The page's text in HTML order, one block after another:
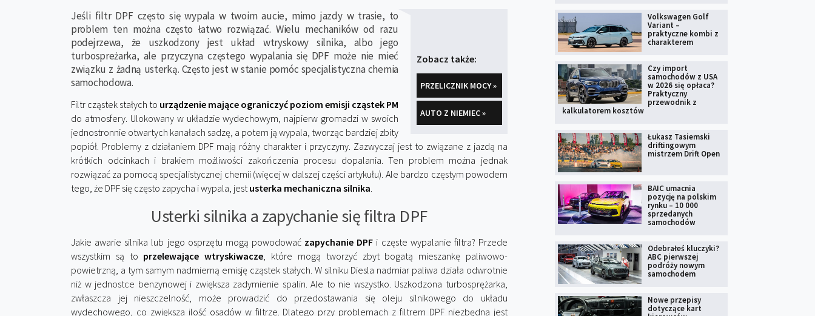
Zobacz także:
PRZELICZNIK MOCY »
AUTO Z NIEMIEC »
Jeśli filtr DPF często się wypala w twoim aucie, mimo jazdy w trasie, to
problem ten można często łatwo rozwiązać. Wielu mechaników od razu
podejrzewa, że uszkodzony jest układ wtryskowy silnika, albo jego
turbospreżarka, ale przyczyna częstego wypalania się DPF może nie mieć
związku z żadną usterką. Często jest w stanie pomóc specjalistyczna chemia
samochodowa.
Filtr cząstek stałych to urządzenie mające ograniczyć poziom emisji cząstek PM
do atmosfery. Ulokowany w układzie wydechowym, najpierw gromadzi w swoich
jednostronnie otwartych kanałach sadzę, a potem ją wypala, tworząc bardziej zbity
popiół. Problemy z działaniem DPF mają różny charakter i przyczyny. Zazwyczaj jest to związane z jazdą na
krótkich odcinkach i brakiem możliwości zakończenia procesu dopalania. Ten problem można jednak
rozwiązać za pomocą specjalistycznej chemii (więcej w dalszej części artykułu). Ale bardzo częstym powodem
tego, że DPF się często zapycha i wypala, jestusterka mechaniczna silnika.
Usterki silnika a zapychanie się filtra DPF
Jakie awarie silnika lub jego osprzętu mogą powodować zapychanie DPF i częste wypalanie filtra? Przede
wszystkim są to przelewające wtryskiwacze, które mogą tworzyć zbyt bogatą mieszankę paliwowo-
powietrzną, a tym samym nadmierną emisję cząstek stałych. W silniku Diesla nadmiar paliwa działa odwrotnie
niż w jednostce benzynowej i zwiększa zadymienie spalin. Ale to nie wszystko. Uszkodzona turbosprężarka,
zwłaszcza jej nieszczelność, może prowadzić do przedostawania się oleju silnikowego do układu
wydechowego, co zwiększa ilość osadów w filtrze. Dlatego przy problemach z filtrem DPF niezbędna jest
Volkswagen Golf
Variant –
praktyczne kombi z
charakterem
Czy import
samochodów z USA
w 2026 się opłaca?
Praktyczny
przewodnik z
kalkulatorem kosztów
Łukasz Tasiemski
driftingowym
mistrzem Drift Open
BAIC umacnia
pozycję na polskim
rynku – 10 000
sprzedanych
samochodów
Odebrałeś kluczyki?
ABC pierwszej
podróży nowym
samochodem
Nowe przepisy
dotyczące kart